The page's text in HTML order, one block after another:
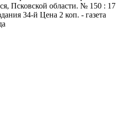
Псковской области. № 150 : 17
34-й Цена 2 коп. - газета